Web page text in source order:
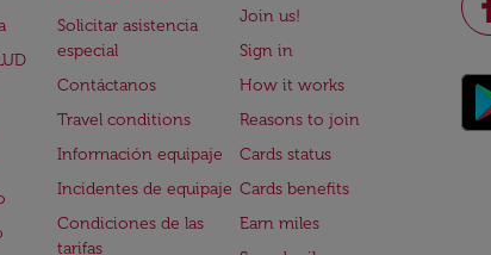
Solicitar asistencia
especial
Contáctanos
Travel conditions
Información equipaje
Incidentes de equipaje
Condiciones de las
tarifas
Join us!
Sign in
How it works
Reasons to join
Cards status
Cards benefits
Earn miles